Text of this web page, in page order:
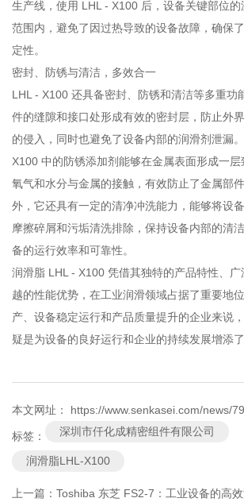
生产线，使用 LHL - X100 后，设备关键部位
范围内，避免了因过热导致的设备故障，确保
定性。
密封、防锈与清洁，多效合一
LHL - X100 还具备密封、防锈和清洁等多重功
件的缝隙和接口处形成有效的密封层，防止外
的侵入，同时也避免了设备内部的润滑剂泄漏
X100 中的防锈添加剂能够在金属表面形成一
氧气和水分与金属的接触，有效防止了金属部
外，它还具有一定的清净冲洗能力，能够将设
摩擦碎屑和污垢清洗排除，保持设备内部的清
备的运行效率和可靠性。
润滑脂 LHL - X100 凭借其独特的产品特性、
越的性能优势，在工业润滑领域占据了重要地
产、设备稳定运行和产品质量提升的企业来说
疑是为设备的良好运行和企业的持续发展增添了
本文网址： https://www.senkasei.com/news/
标签： 深圳市仟化成精密组件有限公司
润滑脂LHL-X100
上一篇： Toshiba 东芝 FS2-7：工业设备的高效